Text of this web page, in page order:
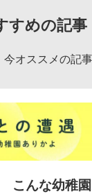
すめの記事
オススメの記
こんな幼稚園